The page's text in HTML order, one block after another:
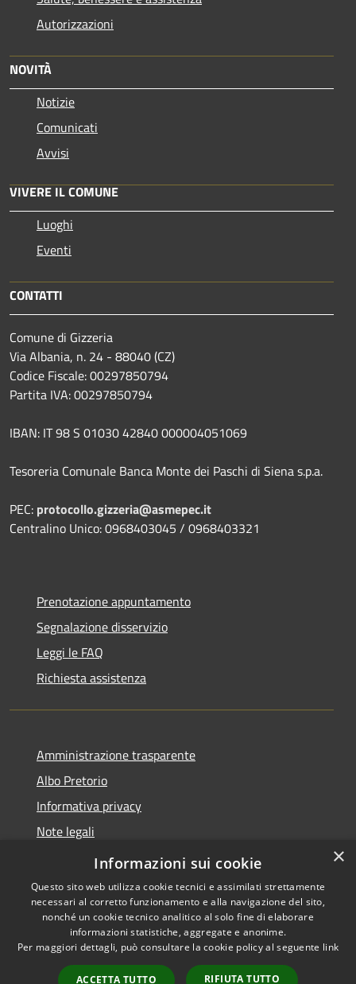
Autorizzazioni
NOVITÀ
Notizie
Comunicati
Avvisi
VIVERE IL COMUNE
Luoghi
Eventi
CONTATTI
Comune di Gizzeria
Via Albania, n. 24 - 88040 (CZ)
Codice Fiscale: 00297850794
Partita IVA: 00297850794
IBAN: IT 98 S 01030 42840 000004051069
Tesoreria Comunale Banca Monte dei Paschi di Siena s.p.a.
PEC: protocollo.gizzeria@asmepec.it
Centralino Unico: 0968403045 / 0968403321
Prenotazione appuntamento
Segnalazione disservizio
Leggi le FAQ
Richiesta assistenza
Amministrazione trasparente
Albo Pretorio
Informativa privacy
Note legali
Dichiarazione di accessibilità
Accessibilità
Copyright © 2026 • Comune di
Gizzeria • Powered by
Municipium• Accesso
×
Informazioni sui cookie
Questo sito web utilizza cookie tecnici e assimilati strettamente
necessari al corretto funzionamento e alla navigazione del sito,
nonché un cookie tecnico analitico al solo fine di elaborare
informazioni statistiche, aggregate e anonime.
Per maggiori dettagli, può consultare la cookie policy al seguente link
ACCETTA TUTTO RIFIUTA TUTTO